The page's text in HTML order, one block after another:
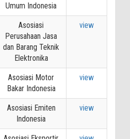
Umum Indonesia
Asosiasi
Perusahaan Jasa
dan Barang Teknik
Elektronika
view
Asosiasi Motor
Bakar Indonesia
view
Asosiasi Emiten
Indonesia
view